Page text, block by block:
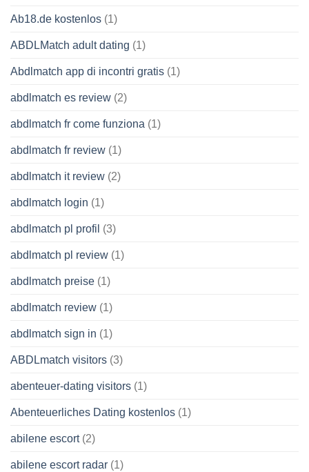
Ab18.de kostenlos (1)
ABDLMatch adult dating (1)
Abdlmatch app di incontri gratis (1)
abdlmatch es review (2)
abdlmatch fr come funziona (1)
abdlmatch fr review (1)
abdlmatch it review (2)
abdlmatch login (1)
abdlmatch pl profil (3)
abdlmatch pl review (1)
abdlmatch preise (1)
abdlmatch review (1)
abdlmatch sign in (1)
ABDLmatch visitors (3)
abenteuer-dating visitors (1)
Abenteuerliches Dating kostenlos (1)
abilene escort(2)
abilene escort radar (1)